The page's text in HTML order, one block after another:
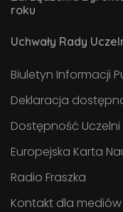
roku
Uchwały Rady
Biuletyn Informacji
Deklaracja
Dostępność Uczelni
Europejska Karta
Radio Fraszka
Kontakt dla mediów